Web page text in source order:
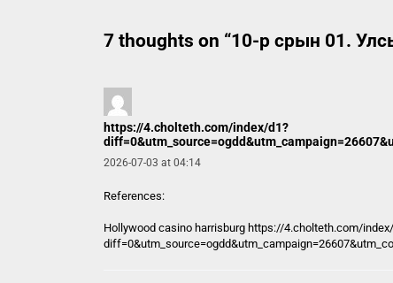
7 thoughts on “10-р срын 01.
https://4.cholteth.com/index/d1?
2026-07-03 at 04:14
References:
Hollywood casino harrisburg https://4.cholteth.com/